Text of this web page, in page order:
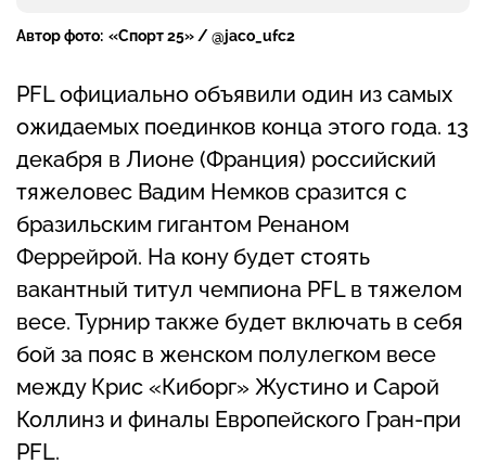
Автор фото: «Спорт 25» / @jaco_ufc2
PFL официально объявили один из самых
ожидаемых поединков конца этого года. 13
декабря в Лионе (Франция) российский
тяжеловес Вадим Немков сразится с
бразильским гигантом Ренаном
Феррейрой. На кону будет стоять
вакантный титул чемпиона PFL в тяжелом
весе. Турнир также будет включать в себя
бой за пояс в женском полулегком весе
между Крис «Киборг» Жустино и Сарой
Коллинз и финалы Европейского Гран-при
PFL.